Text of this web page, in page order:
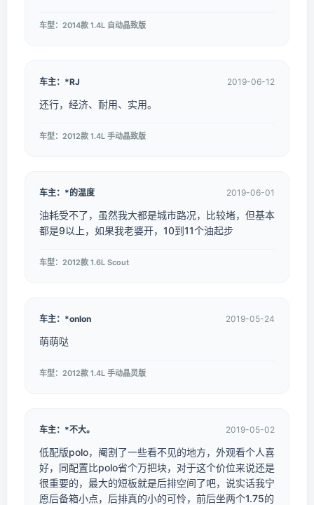
车型：2014款 1.4L 自动晶致版
车主：*RJ 2019-06-12
还行，经济、耐用、实用。
车型：2012款 1.4L 手动晶致版
车主：*的温度 2019-06-01
油耗受不了，虽然我大都是城市路况，比较堵，但基本
都是9以上，如果我老婆开，10到11个油起步
车型：2012款 1.6L Scout
车主：*onlon 2019-05-24
萌萌哒
车型：2012款 1.4L 手动晶灵版
车主：*不大。 2019-05-02
低配版polo，阉割了一些看不见的地方，外观看个人喜
好，同配置比polo省个万把块，对于这个价位来说还是
很重要的，最大的短板就是后排空间了吧，说实话我宁
愿后备箱小点，后排真的小的可怜，前后坐两个1.75的